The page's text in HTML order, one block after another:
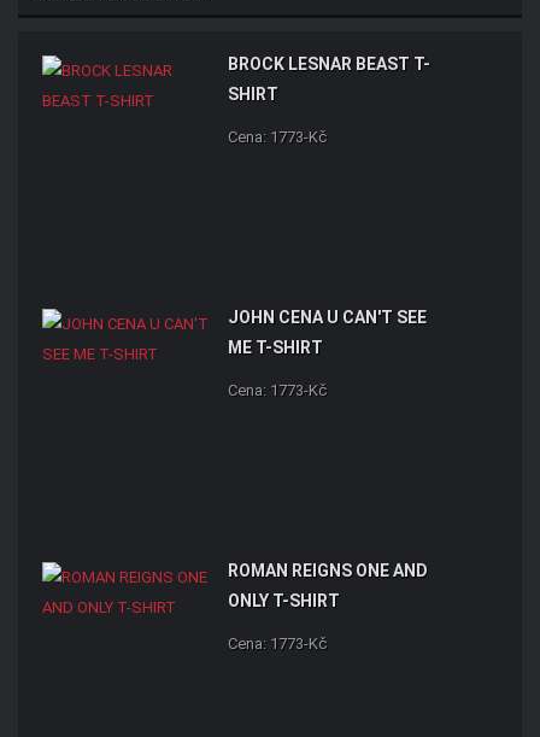
BROCK LESNAR BEAST T-
SHIRT
Cena: 1773-Kč
JOHN CENA U CAN'T SEE
ME T-SHIRT
Cena: 1773-Kč
ROMAN REIGNS ONE AND
ONLY T-SHIRT
Cena: 1773-Kč